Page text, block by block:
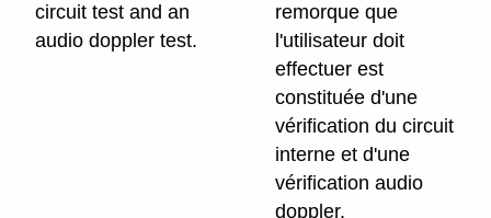
circuit test and an
audio doppler test.
remorque que
l'utilisateur doit
effectuer est
constituée d'une
vérification du circuit
interne et d'une
vérification audio
doppler.